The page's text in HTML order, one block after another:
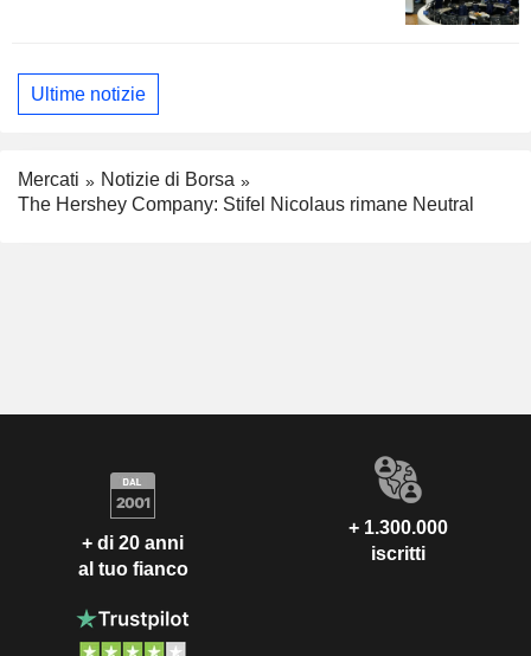
Ultime notizie
Mercati
Notizie di Borsa
The Hershey Company: Stifel Nicolaus rimane Neutral
+ di 20 anni
al tuo fianco
+ 1.300.000
iscritti